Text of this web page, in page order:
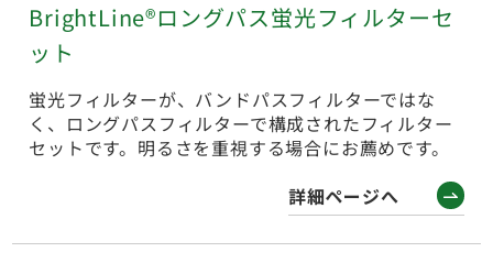
BrightLine®ロングパス蛍光フィルターセ
ット
蛍光フィルターが、バンドパスフィルターではな
く、ロングパスフィルターで構成されたフィルター
セットです。明るさを重視する場合にお薦めです。
詳細ページへ